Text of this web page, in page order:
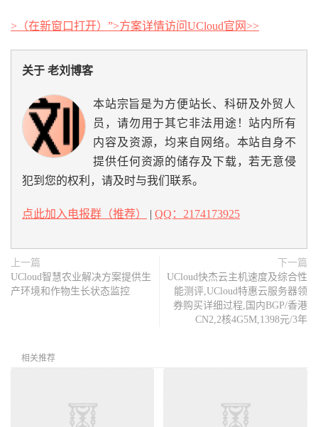
>（在新窗口打开）”>方案详情访问UCloud官网>>
关于 老刘博客
本站宗旨是为方便站长、科研及外贸人
员，请勿用于其它非法用途！站内所有
内容及资源，均来自网络。本站自身不
提供任何资源的储存及下载，若无意侵
犯到您的权利，请及时与我们联系。
点此加入电报群（推荐） | QQ：2174173925
上一篇
UCloud智慧农业解决方案提供生
产环境和作物生长状态监控
下一篇
UCloud快杰云主机速度及综合性
能测评,UCloud特惠云服务器领
券购买详细过程,国内BGP/香港
CN2,2核4G5M,1398元/3年
相关推荐